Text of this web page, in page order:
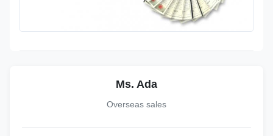
Ms. Ada
Overseas sales